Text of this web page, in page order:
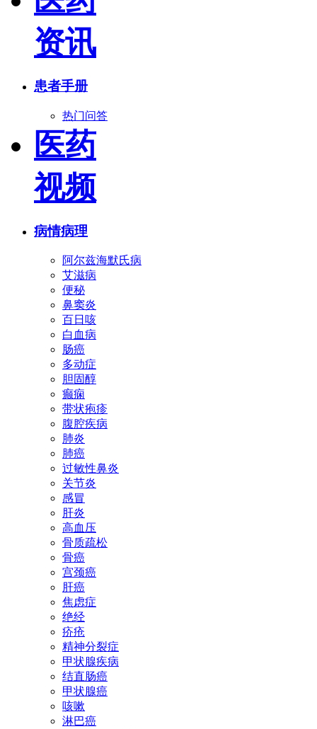
资讯
患者手册
热门问答
医药
视频
病情病理
阿尔兹海默氏病
艾滋病
便秘
鼻窦炎
百日咳
白血病
肠癌
多动症
胆固醇
癫痫
带状疱疹
腹腔疾病
肺炎
肺癌
过敏性鼻炎
关节炎
感冒
肝炎
高血压
骨质疏松
骨癌
宫颈癌
肝癌
焦虑症
绝经
疥疮
精神分裂症
甲状腺疾病
结直肠癌
甲状腺癌
咳嗽
淋巴癌